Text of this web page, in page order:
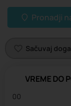
Pronadji
Sačuvaj
VREME DO
00